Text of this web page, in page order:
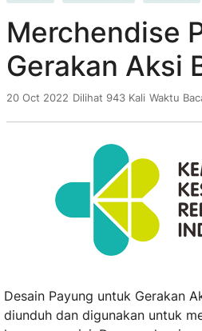
Merchendise
Gerakan Aksi
20 Oct 2022 Dilihat 943 Kali Waktu
Desain Payung untuk Gerakan
diunduh dan digunakan untuk